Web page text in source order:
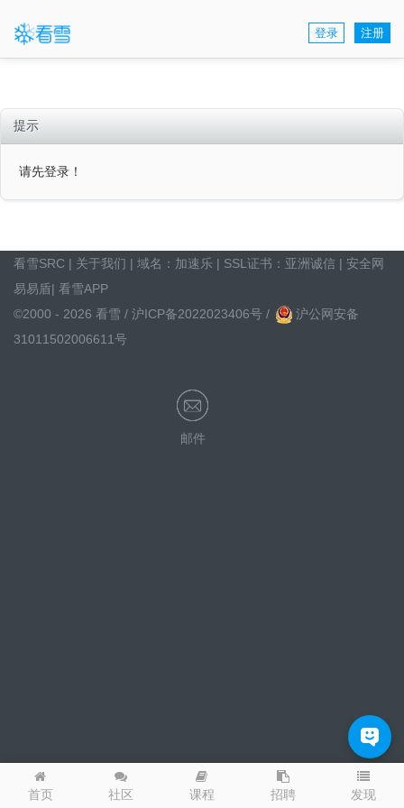
登录 注册
首页 社区 课程 招聘 发现
提示
请先登录！
看雪SRC | 关于我们 | 域名： 加速乐 | SSL证书： 亚洲诚信 | 安全网
易易盾| 看雪APP
©2000 - 2026 看雪 / 沪ICP备2022023406号 /
沪公网安备
31011502006611号
邮件